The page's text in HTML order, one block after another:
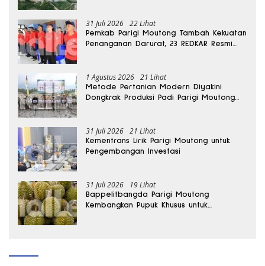
31 Juli 2026 22 Lihat
Pemkab Parigi Moutong Tambah Kekuatan
Penanganan Darurat, 23 REDKAR Resmi
1 Agustus 2026 21 Lihat
Metode Pertanian Modern Diyakini
Dongkrak Produksi Padi Parigi Moutong
31 Juli 2026 21 Lihat
Kementrans Lirik Parigi Moutong untuk
Pengembangan Investasi
31 Juli 2026 19 Lihat
Bappelitbangda Parigi Moutong
Kembangkan Pupuk Khusus untuk